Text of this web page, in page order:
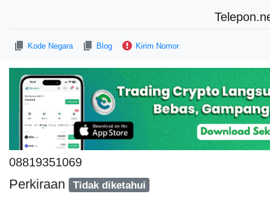
Kode Negara Blog Kirim Nomor
08819351069
Perkiraan Tidak diketahui